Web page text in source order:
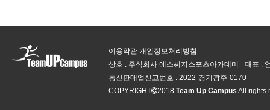
이용약관 개인정보처리방침
상호 : 주식회사 에스씨지스포츠아카데미
대표 :
통신판매업신고번호 : 2022-경기광주-0170
COPYRIGHT
2018 Team Up Campus All rights